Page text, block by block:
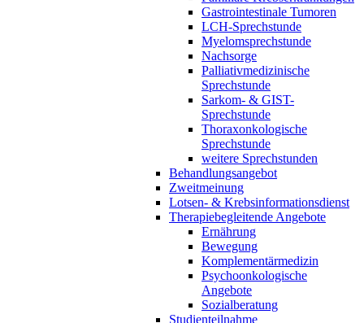
Gastrointestinale Tumoren
LCH-Sprechstunde
Myelomsprechstunde
Nachsorge
Palliativmedizinische
Sprechstunde
Sarkom- & GIST-
Sprechstunde
Thoraxonkologische
Sprechstunde
weitere Sprechstunden
Behandlungsangebot
Zweitmeinung
Lotsen- & Krebsinformationsdienst
Therapiebegleitende Angebote
Ernährung
Bewegung
Komplementärmedizin
Psychoonkologische
Angebote
Sozialberatung
Studienteilnahme